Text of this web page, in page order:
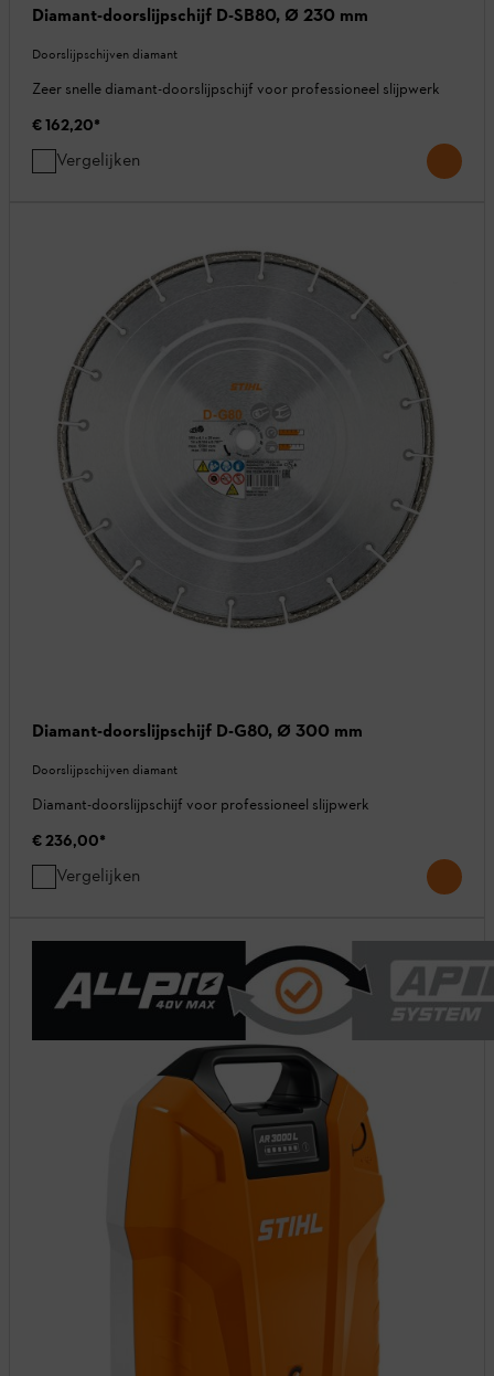
Diamant-doorslijpschijf D-SB80, Ø 230 mm
Doorslijpschijven diamant
Zeer snelle diamant-doorslijpschijf voor professioneel slijpwerk
€ 162,20*
Vergelijken
Diamant-doorslijpschijf D-G80, Ø 300 mm
Doorslijpschijven diamant
Diamant-doorslijpschijf voor professioneel slijpwerk
€ 236,00*
Vergelijken